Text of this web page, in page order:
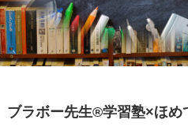
ブラボー先生®学習塾×ほめ